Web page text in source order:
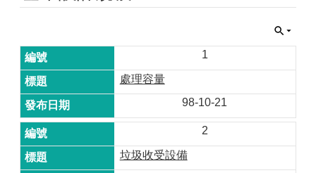
1
處理容量
98-10-21
2
垃圾收受設備